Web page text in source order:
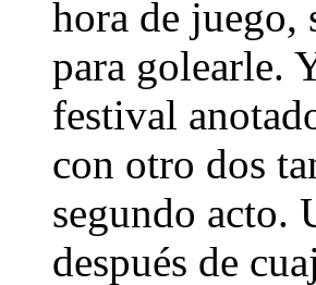
hora de juego,
para golearle.
festival
con otro dos
segundo acto.
después de